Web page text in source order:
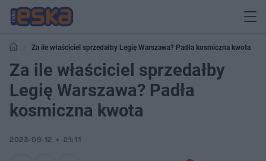
Za ile właściciel sprzedałby Legię Warszawa? Padła kosmiczna kwota
Za ile właściciel sprzedałby
Legię Warszawa? Padła
kosmiczna kwota
2023-09-12 21:11